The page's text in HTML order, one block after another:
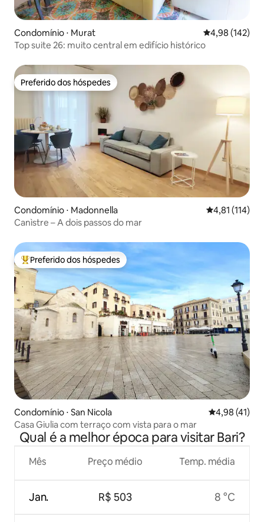
Condomínio ⋅ Murat 4,98 de uma
4,98 (142)
Top suite 26: muito central em edifício histórico
Preferido dos hóspedes
Preferido dos hóspedes
Condomínio ⋅ Madonnella 4,81 de uma
4,81 (114)
Canìstre – A dois passos do mar
Entre os melhores preferidos dos hóspedes
Preferido dos hóspedes
Condomínio ⋅ San Nicola 4,98 de uma
4,98 (41)
Casa Giulia com terraço com vista para o mar
Qual é a melhor época para visitar Bari?
Mês
Jan.
Preço médio
R$ 503
Temp. média
8 °C